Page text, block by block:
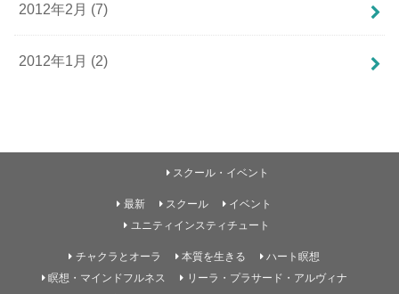
2012年2月 (7)
2012年1月 (2)
最新
スクール・イベント
スクール
イベント
ユニティインスティチュート
チャクラとオーラ 本質を生きる
ハート瞑想
瞑想・マインドフルネス
リーラ・プラサード・アルヴィナ